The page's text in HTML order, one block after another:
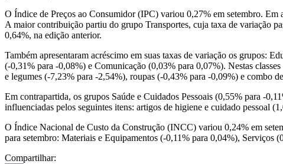
O Índice de Preços ao Consumidor (IPC) variou 0,27% em setembro. Em
A maior contribuição partiu do grupo Transportes, cuja taxa de variação
0,64%, na edição anterior.
Também apresentaram acréscimo em suas taxas de variação os grupos:
(-0,31% para -0,08%) e Comunicação (0,03% para 0,07%). Nestas
e legumes (-7,23% para -2,54%), roupas (-0,43% para -0,09%) e combo
Em contrapartida, os grupos Saúde e Cuidados Pessoais (0,55% para -
influenciadas pelos seguintes itens: artigos de higiene e cuidado pessoal
O Índice Nacional de Custo da Construção (INCC) variou 0,24% em
para setembro: Materiais e Equipamentos (-0,11% para 0,04%), Serviços
Compartilhar: